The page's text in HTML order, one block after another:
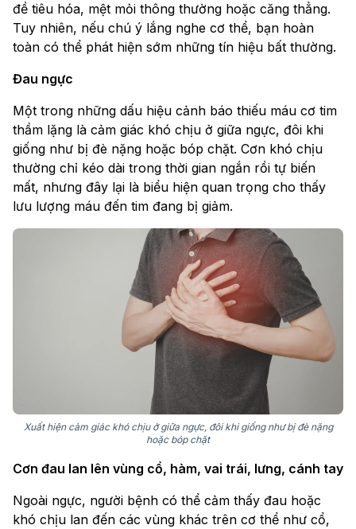
đề tiêu hóa, mệt mỏi thông thường hoặc căng thẳng.
Tuy nhiên, nếu chú ý lắng nghe cơ thể, bạn hoàn
toàn có thể phát hiện sớm những tín hiệu bất thường.
Đau ngực
Một trong những dấu hiệu cảnh báo thiếu máu cơ tim
thầm lặng là cảm giác khó chịu ở giữa ngực, đôi khi
giống như bị đè nặng hoặc bóp chặt. Cơn khó chịu
thường chỉ kéo dài trong thời gian ngắn rồi tự biến
mất, nhưng đây lại là biểu hiện quan trọng cho thấy
lưu lượng máu đến tim đang bị giảm.
Xuất hiện cảm giác khó chịu ở giữa ngực, đôi khi giống như bị đè nặng
hoặc bóp chặt
Cơn đau lan lên vùng cổ, hàm, vai trái, lưng, cánh tay
Ngoài ngực, người bệnh có thể cảm thấy đau hoặc
khó chịu lan đến các vùng khác trên cơ thể như cổ,